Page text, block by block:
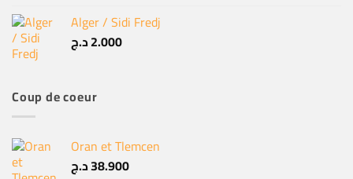
Alger / Sidi Fredj
2.000د.ج
Coup de coeur
Oran et Tlemcen
38.900د.ج